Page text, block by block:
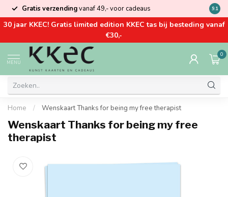
Gratis verzendingvanaf 49,- voor cadeaus Kom
9.1
30 jaar KKEC! Gratis limited edition KKEC tas bij besteding vanaf
€30,-
MENU
0
Home / Wenskaart Thanks for being my free therapist
Wenskaart Thanks for being my free
therapist